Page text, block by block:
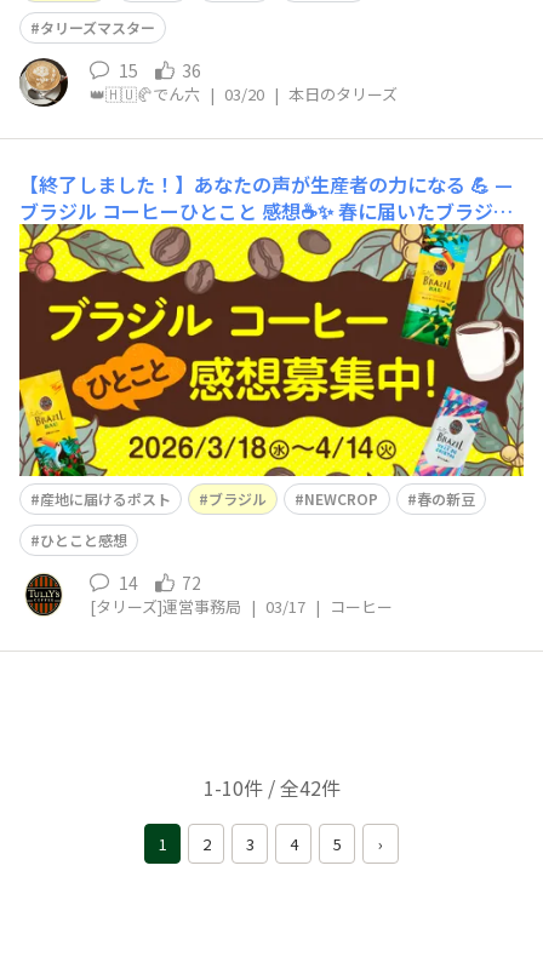
タリーズマスター
15 36
👑🇭🇺🥐でん六 | 03/20 | 本日のタリーズ
【終了しました！】あなたの声が生産者の力になる 💪 —
ブラジル コーヒーひとこと 感想☕✨春に届いたブラジル
産の新豆のご感想を、あなたの言葉と写真で届けません
か？🤗2026年3月18日（水）より、ブラジル産のコーヒー
が3種類登場！☕タリーズコーヒーは2007年からブラジル
のパートナーファミリーとして、フクダカンパニー（Fuk
uda Co）と苗づくりからともに歩んできました。今回は
そんな定
産地に届けるポスト ブラジル NEWCROP
春の新豆
ひとこと感想
14 72
[タリーズ]運営事務局 | 03/17 | コーヒー
1-10件 / 全42件
1 2 3 4 5 ›